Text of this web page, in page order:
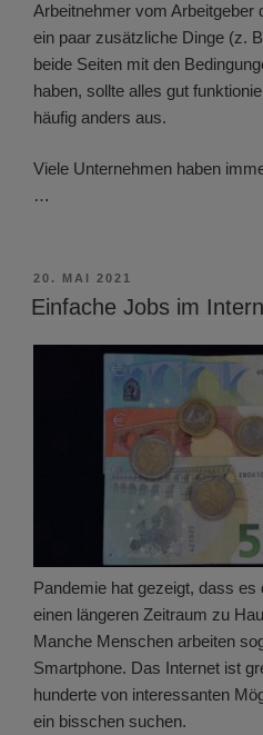
Arbeitnehmer vom Arbeitgeber
ein paar zusätzliche Dinge (z.
beide Seiten mit den
haben, sollte alles gut
häufig anders aus.
Viele Unternehmen haben
…
VERÖFFENTLICHT
AM
20. MAI 2021
Einfache Jobs im
Pandemie hat gezeigt, dass
einen längeren Zeitraum zu
Manche Menschen arbeiten
Smartphone. Das Internet ist
hunderte von interessanten
ein bisschen suchen.